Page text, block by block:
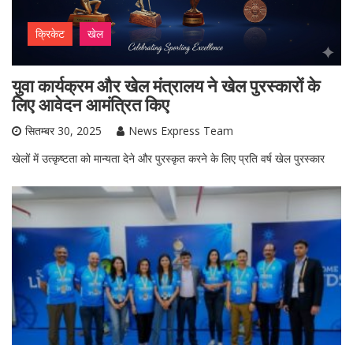
क्रिकेट खेल
युवा कार्यक्रम और खेल मंत्रालय ने खेल पुरस्कारों के
लिए आवेदन आमंत्रित किए
सितम्बर 30, 2025
News Express Team
खेलों में उत्कृष्टता को मान्यता देने और पुरस्कृत करने के लिए प्रति वर्ष खेल पुरस्कार